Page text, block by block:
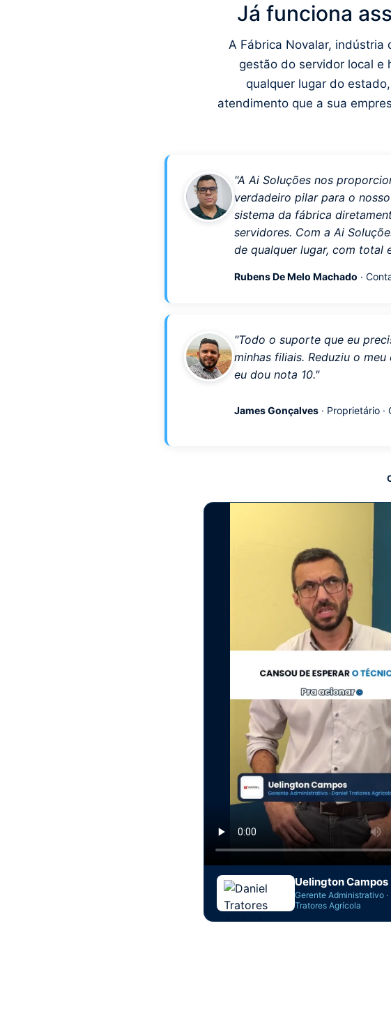
Já funciona
A Fábrica Novalar, indústria
gestão do servidor local e
qualquer lugar do
atendimento que a sua
"A Ai Soluções nos
verdadeiro pilar para o
sistema da fábrica
servidores. Com a Ai
de qualquer lugar, com total
Rubens De Melo Machado ·
"Todo o suporte que eu
minhas filiais. Reduziu o
eu dou nota 10."
James Gonçalves · Proprietário ·
Uelington Campos
Gerente Administrativo ·
Tratores Agrícola